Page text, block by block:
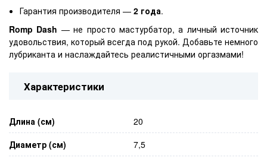
Гарантия производителя — 2 года.
Romp Dash — не просто мастурбатор, а личный источник
удовольствия, который всегда под рукой. Добавьте немного
лубриканта и наслаждайтесь реалистичными оргазмами!
Характеристики
Длина (см)
20
Диаметр (см)
7,5